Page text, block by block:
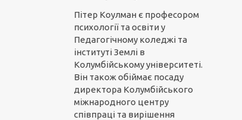
Пітер Коулман є професором
психології та освіти у
Педагогічному коледжі та
інституті Землі в
Колумбійському університеті.
Він також обіймає посаду
директора Колумбійського
міжнародного центру
співпраці та вирішення